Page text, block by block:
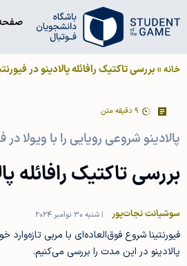
خانه»بررسی تاکتیک رافائله پالادینو در
9 دقیقه متن
پالادینو شروعی رویایی را با ویولا در فصل ۲۰۲۴/۲۵ سری آ
بررسی تاکتیک رافائله
سوشیانت نجات‌پور | شنبه 30 نوامبر 2024
فیورنتینا شروع فوق‌العاده‌ای با مربی
پالادینو در این مدت را بررسی می‌کنیم.